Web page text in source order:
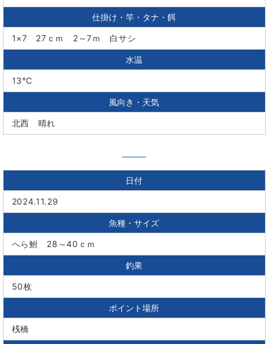
仕掛け・竿・タナ・餌
1×7 27ｃｍ 2～7ｍ 白サシ
水温
13℃
風向き・天気
北西 晴れ
日付
2024.11.29
魚種・サイズ
へら鮒 28～40ｃｍ
釣果
50枚
ポイント場所
桟橋